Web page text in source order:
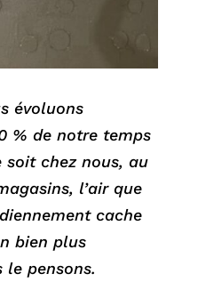
évoluons
% de notre temps
soit chez nous, au
l’air que
cache
bien plus
pensons.